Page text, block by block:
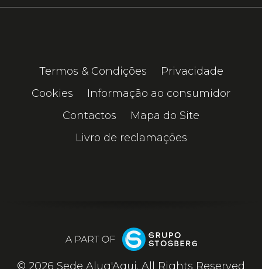
Termos & Condições
Privacidade
Cookies
Informação ao consumidor
Contactos
Mapa do Site
Livro de reclamações
© 2026 Sede Alug'Aqui. All Rights Reserved